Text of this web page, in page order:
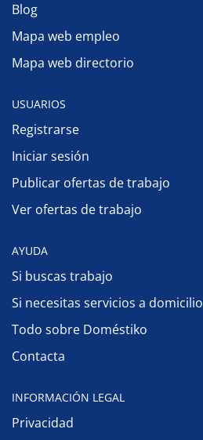
Blog
Mapa web empleo
Mapa web directorio
USUARIOS
Registrarse
Iniciar sesión
Publicar ofertas de trabajo
Ver ofertas de trabajo
AYUDA
Si buscas trabajo
Si necesitas servicios a domicilio
Todo sobre Doméstiko
Contacta
INFORMACIÓN LEGAL
Privacidad